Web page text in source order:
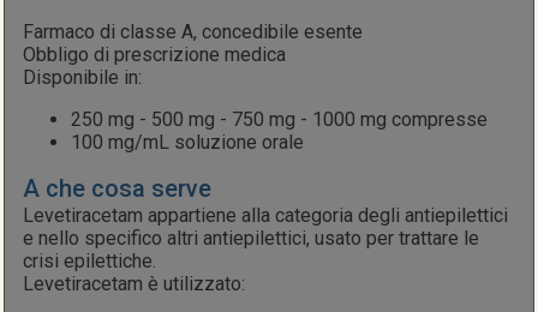
Farmaco di classe A, concedibile esente
Obbligo di prescrizione medica
Disponibile in:
250 mg - 500 mg - 750 mg - 1000 mg compresse
100 mg/mL soluzione orale
A che cosa serve
Levetiracetam appartiene alla categoria degli antiepilettici
e nello specifico altri antiepilettici, usato per trattare le
crisi epilettiche.
Levetiracetam è utilizzato: